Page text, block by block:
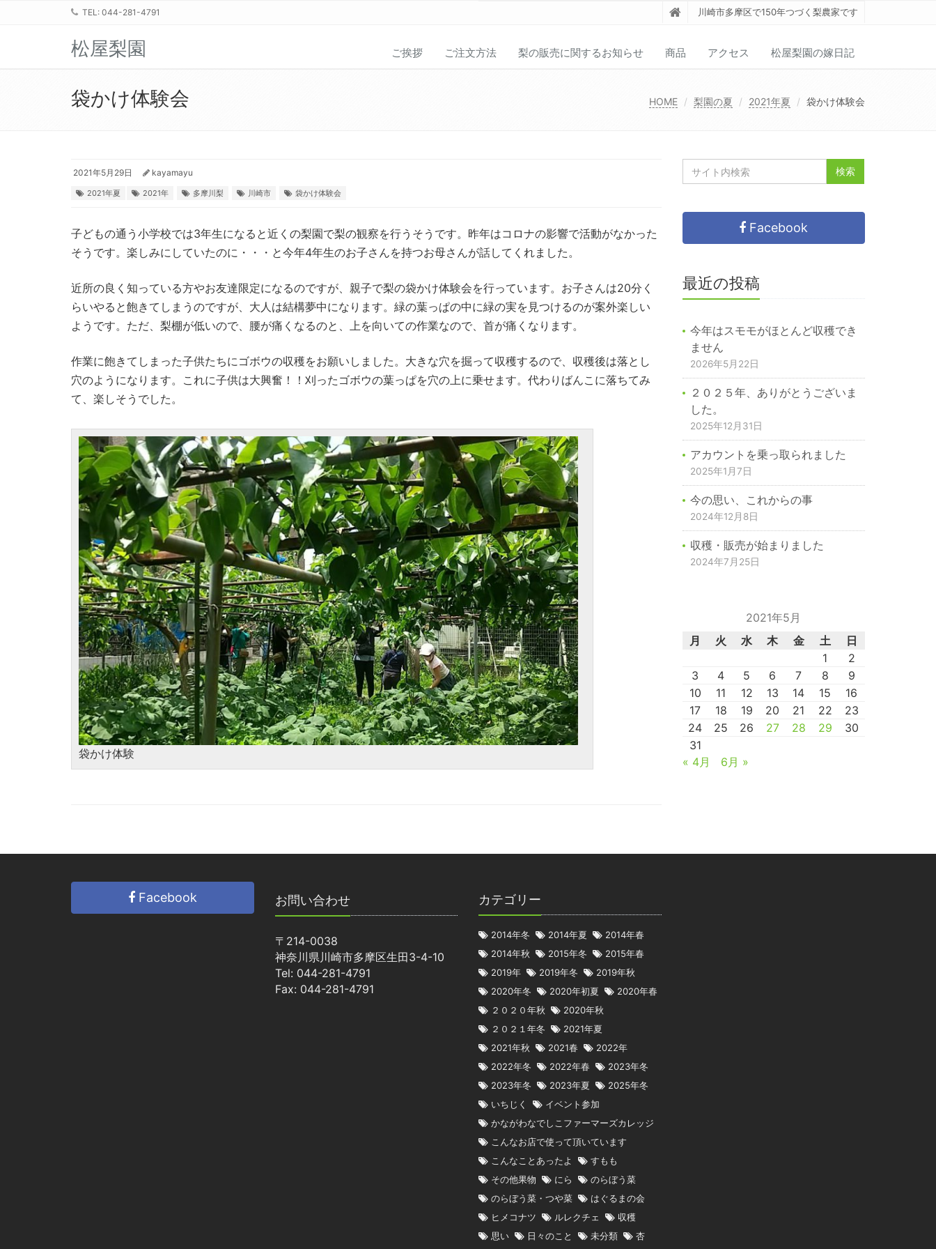
TEL: 044-281-4791 川崎市多摩区で150年つづく梨農家です
松屋梨園 ご挨拶 ご注文方法 梨の販売に関するお知らせ 商品 アクセス 松屋梨園の嫁日記
袋かけ体験会 HOME 梨園の夏 2021年夏 袋かけ体験会
2021年5月29日 kayamayu
2021年夏 2021年 多摩川梨 川崎市 袋かけ体験会
子どもの通う小学校では3年生になると近くの梨園で梨の観察を行うそうです。昨年はコロナの影響で活動がなかった
そうです。楽しみにしていたのに・・・と今年4年生のお子さんを持つお母さんが話してくれました。
近所の良く知っている方やお友達限定になるのですが、親子で梨の袋かけ体験会を行っています。お子さんは20分く
らいやると飽きてしまうのですが、大人は結構夢中になります。緑の葉っぱの中に緑の実を見つけるのが案外楽しい
ようです。ただ、梨棚が低いので、腰が痛くなるのと、上を向いての作業なので、首が痛くなります。
作業に飽きてしまった子供たちにゴボウの収穫をお願いしました。大きな穴を掘って収穫するので、収穫後は落とし
穴のようになります。これに子供は大興奮！！刈ったゴボウの葉っぱを穴の上に乗せます。代わりばんこに落ちてみ
て、楽しそうでした。
袋かけ体験
Facebook
最近の投稿
今年はスモモがほとんど収穫でき
ません
2026年5月22日
２０２５年、ありがとうございま
した。
2025年12月31日
アカウントを乗っ取られました
2025年1月7日
今の思い、これからの事
2024年12月8日
収穫・販売が始まりました
2024年7月25日
2021年5月
月
火 水 木 金 土
日
1
2
3
4 5 6 7 8
9
10
11 12 13 14 15
16
17
18 19 20 21 22
23
24
25 26 27 28 29
30
31
« 4月
6月 »
Facebook お問い合わせ
〒214-0038
神奈川県川崎市多摩区生田3-4-10
Tel: 044-281-4791
Fax: 044-281-4791
カテゴリー
2014年冬 2014年夏
2014年春
2014年秋
2015年冬
2015年春
2019年
2019年冬
2019年秋
2020年冬
2020年初夏
2020年春
２０２０年秋
2020年秋
２０２１年冬
2021年夏
2021年秋
2021春
2022年
2022年冬
2022年春
2023年冬
2023年冬
2023年夏
2025年冬
いちじく
イベント参加
かながわなでしこファーマーズカレッジ
こんなお店で使って頂いています
こんなことあったよ
すもも
その他果物
にら
のらぼう菜
のらぼう菜・つや菜
はぐるまの会
ヒメコナツ
ルレクチェ
収穫
思い
日々のこと 未分類
杏